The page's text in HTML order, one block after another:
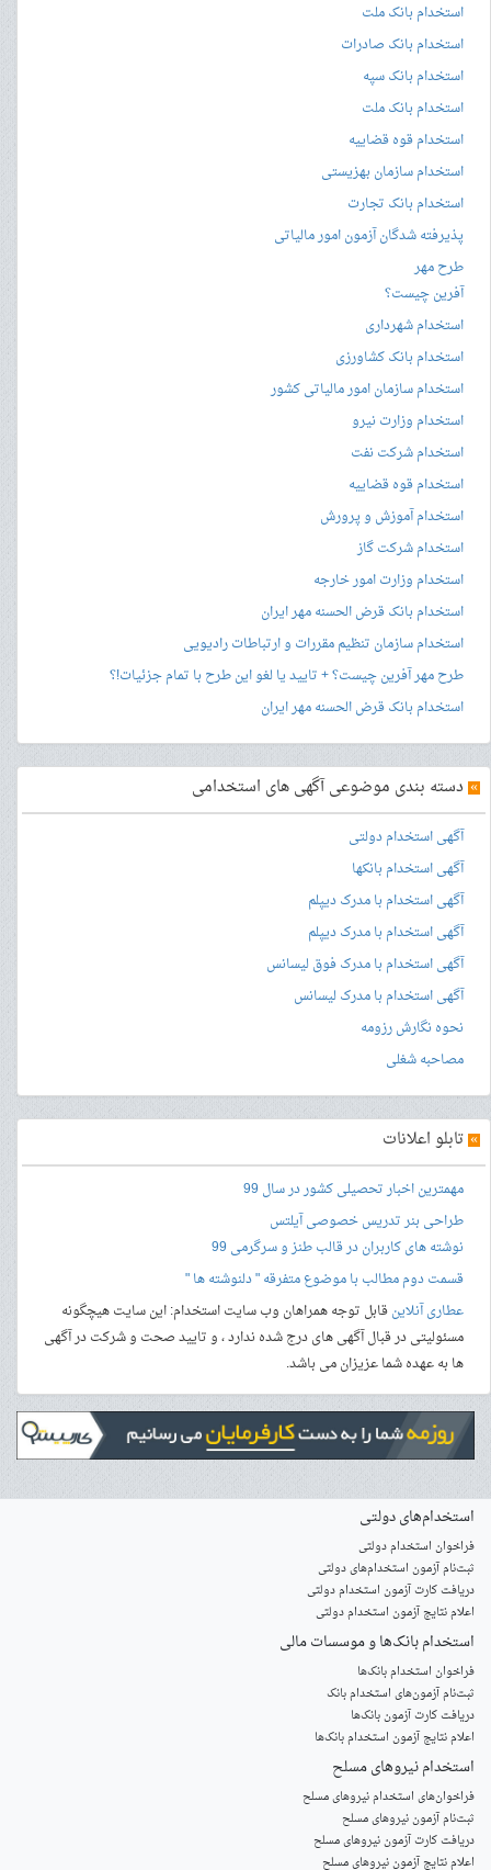
استخدام بانک ملت
استخدام بانک صادرات
استخدام بانک سپه
استخدام بانک ملت
استخدام قوه قضاییه
استخدام سازمان بهزیستی
استخدام بانک تجارت
پذیرفته شدگان آزمون امور مالیاتی
طرح مهر
آفرین چیست؟
استخدام شهرداری
استخدام بانک کشاورزی
استخدام سازمان امور مالیاتی کشور
استخدام وزارت نیرو
استخدام شرکت نفت
استخدام قوه قضاییه
استخدام آموزش و پرورش
استخدام شرکت گاز
استخدام وزارت امور خارجه
استخدام بانک قرض الحسنه مهر ایران
استخدام سازمان تنظیم مقررات و ارتباطات رادیویی
طرح مهر آفرین چیست؟ + تایید یا لغو این طرح با تمام جزئیات!؟
استخدام بانک قرض الحسنه مهر ایران
» دسته بندی موضوعی آگهی های استخدامی
آگهی استخدام دولتی
آگهی استخدام بانکها
آگهی استخدام با مدرک دیپلم
آگهی استخدام با مدرک دیپلم
آگهی استخدام با مدرک فوق لیسانس
آگهی استخدام با مدرک لیسانس
نحوه نگارش رزومه
مصاحبه شغلی
» تابلو اعلانات
مهمترین اخبار تحصیلی کشور در سال 99
طراحی بنرتدریس خصوصی آیلتس
نوشته های کاربران در قالب طنز و سرگرمی 99
قسمت دوم مطالب با موضوع متفرقه " دلنوشته ها "
عطاری آنلاینقابل توجه همراهان وب سایت استخدام: این سایت هیچگونه
مسئولیتی در قبال آگهی های درج شده ندارد ، و تایید صحت و شرکت در آگهی
ها به عهده شما عزیزان می باشد.
استخدام‌های دولتی
فراخوان استخدام دولتی
ثبت‌نام آزمون‌ استخدام‌های دولتی
دریافت کارت آزمون استخدام دولتی
اعلام نتایج آزمون استخدام دولتی
استخدام‌ بانک‌ها و موسسات مالی
فراخوان استخدام بانک‌ها
‌ثبت‌نام آزمون‌های استخدام بانک
دریافت کارت آزمون بانک‌ها
اعلام نتایج آزمون استخدام بانک‌ها
استخدام‌ نیروهای مسلح
‌فراخوان‌های استخدام‌ نیروهای مسلح
ثبت‌نام آزمون نیروهای مسلح
دریافت کارت آزمون نیروهای مسلح
اعلام نتایج آزمون نیروهای مسلح